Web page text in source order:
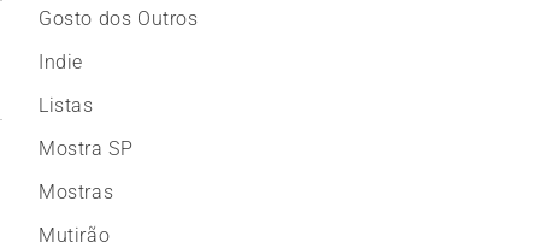
Gosto dos Outros
Indie
Listas
Mostra SP
Mostras
Mutirão